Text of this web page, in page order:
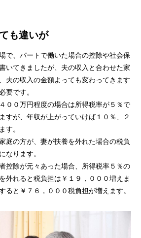
も違いが
で、パートで働いた場合の控除や社会保
いてきましたが、夫の収入と合わせた家
夫の収入の金額よっても変わってきます
要です。
００万円程度の場合は所得税率が５％で
すが、年収が上がっていけば１０％、２
す。
庭の方が、妻が扶養を外れた場合の税負
なります。
控除が元々あった場合、所得税率５％の
外れると税負担は￥１９，０００増えま
ると￥７６，０００税負担が増えます。